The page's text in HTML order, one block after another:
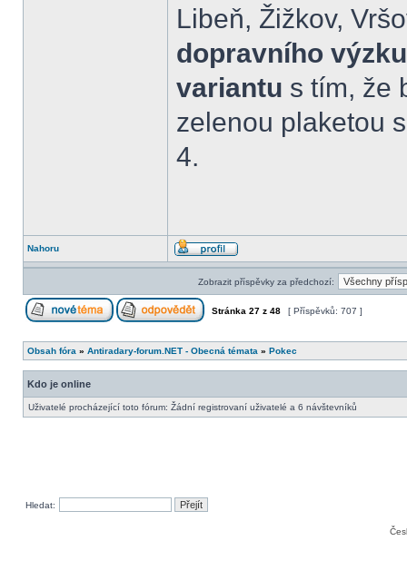
Libeň, Žižkov,
dopravního
variantu s tím, že
zelenou plaketou
4.
Nahoru
Zobrazit příspěvky za předchozí:
Stránka 27 z 48 [ Příspěvků: 707 ]
Obsah fóra » Antiradary-forum.NET - Obecná témata » Pokec
Kdo je online
Uživatelé procházející toto fórum: Žádní registrovaní uživatelé a 6 návštevníků
Hledat: